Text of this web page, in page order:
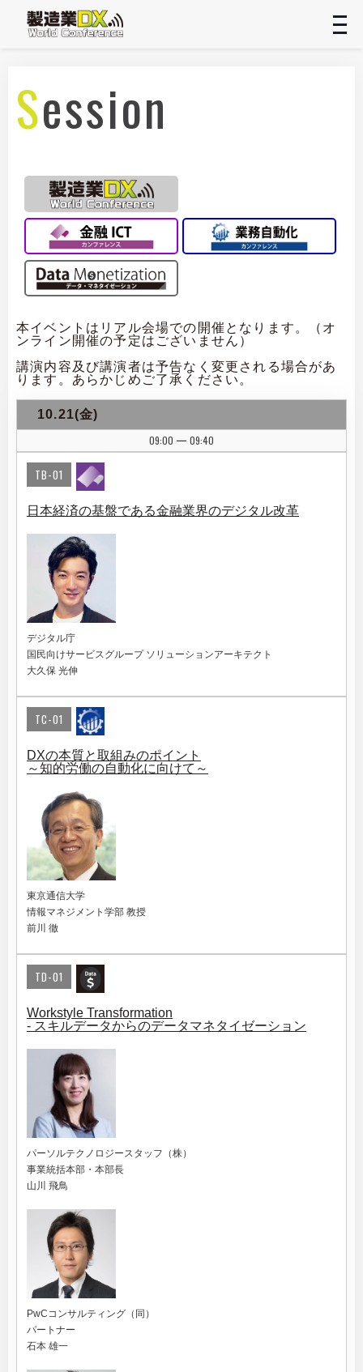
Session
本イベントはリアル会場での開催となります。（オ
ンライン開催の予定はございません）
講演内容及び講演者は予告なく変更される場合があ
ります。あらかじめご了承ください。
10.21(金)
09:00
| 09:40
TB-01
日本経済の基盤である金融業界のデジタル改革
デジタル庁
国民向けサービスグループ ソリューションアーキテクト
大久保 光伸
TC-01
DXの本質と取組みのポイント
～知的労働の自動化に向けて～
東京通信大学
情報マネジメント学部 教授
前川 徹
TD-01
Workstyle Transformation
- スキルデータからのデータマネタイゼーション
パーソルテクノロジースタッフ（株）
事業統括本部・本部長
山川 飛鳥
PwCコンサルティング（同）
パートナー
石本 雄一